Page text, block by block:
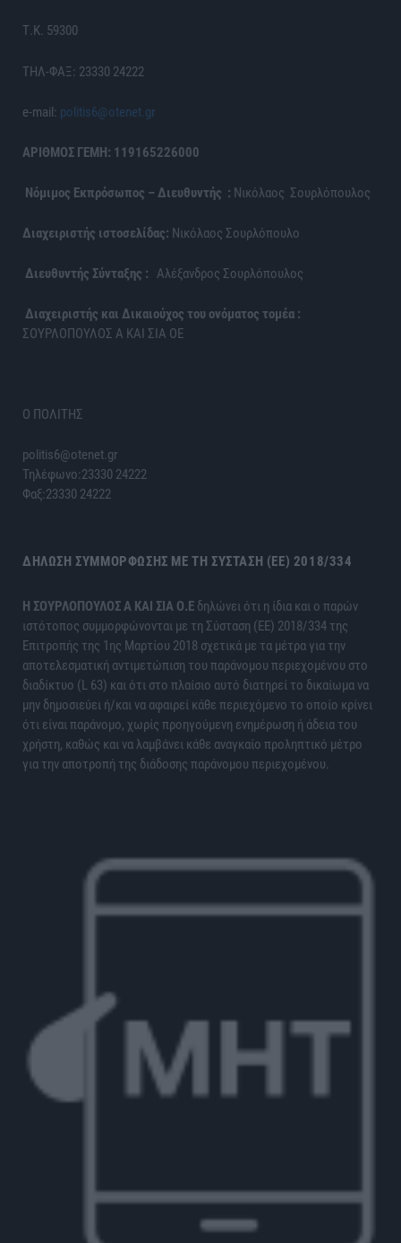
Τ.Κ. 59300
ΤΗΛ-ΦΑΞ: 23330 24222
e-mail: politis6@otenet.gr
ΑΡΙΘΜΟΣ ΓΕΜΗ: 119165226000
Νόμιμος Εκπρόσωπος – Διευθυντής : Νικόλαος Σουρλόπουλος
Διαχειριστής ιστοσελίδας: Νικόλαος Σουρλόπουλο
Διευθυντής Σύνταξης : Αλέξανδρος Σουρλόπουλος
Διαχειριστής και Δικαιούχος του ονόματος τομέα :
ΣΟΥΡΛΟΠΟΥΛΟΣ Α ΚΑΙ ΣΙΑ ΟΕ
Ο ΠΟΛΙΤΗΣ
politis6@otenet.gr
Τηλέφωνο:23330 24222
Φαξ:23330 24222
ΔΉΛΩΣΗ ΣΥΜΜΌΡΦΩΣΗΣ ΜΕ ΤΗ ΣΎΣΤΑΣΗ (ΕΕ) 2018/334
H ΣΟΥΡΛΟΠΟΥΛΟΣ Α ΚΑΙ ΣΙΑ Ο.Ε δηλώνει ότι η ίδια και ο παρών
ιστότοπος συμμορφώνονται με τη Σύσταση (ΕΕ) 2018/334 της
Επιτροπής της 1ης Μαρτίου 2018 σχετικά με τα μέτρα για την
αποτελεσματική αντιμετώπιση του παράνομου περιεχομένου στο
διαδίκτυο (L 63) και ότι στο πλαίσιο αυτό διατηρεί το δικαίωμα να
μην δημοσιεύει ή/και να αφαιρεί κάθε περιεχόμενο το οποίο κρίνει
ότι είναι παράνομο, χωρίς προηγούμενη ενημέρωση ή άδεια του
χρήστη, καθώς και να λαμβάνει κάθε αναγκαίο προληπτικό μέτρο
για την αποτροπή της διάδοσης παράνομου περιεχομένου.